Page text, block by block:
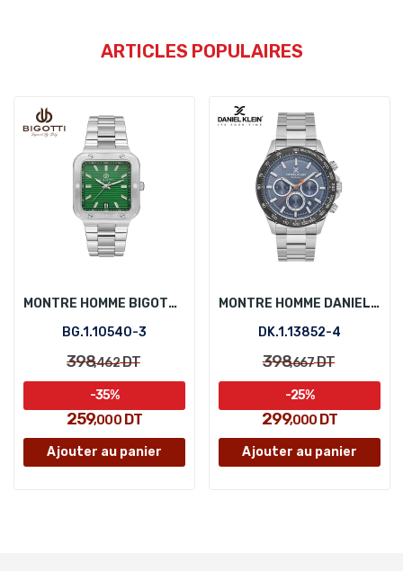
ARTICLES POPULAIRES
MONTRE HOMME BIGOTTI BG.1.10540-3
BG.1.10540-3
398,462DT
259,000DT
-35%
Ajouter au panier
MONTRE HOMME DANIEL KLEIN DK.1.13852-4
DK.1.13852-4
398,667DT
299,000 DT
-25%
Ajouter au panier